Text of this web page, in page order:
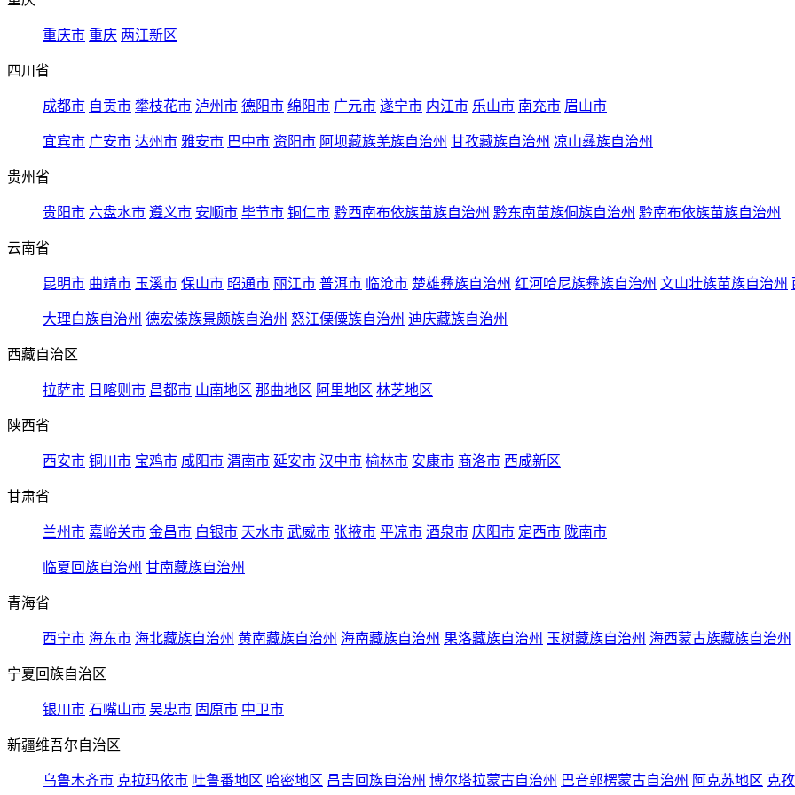
重庆市 重庆 两江新区
四川省
成都市 自贡市 攀枝花市 泸州市 德阳市 绵阳市 广元市 遂宁市 内江市 乐山市 南充市 眉山市
宜宾市 广安市 达州市 雅安市 巴中市 资阳市 阿坝藏族羌族自治州 甘孜藏族自治州 凉山彝族自治州
贵州省
贵阳市 六盘水市 遵义市 安顺市 毕节市 铜仁市 黔西南布依族苗族自治州 黔东南苗族侗族自治州 黔南布依族苗族自治州
云南省
昆明市 曲靖市 玉溪市 保山市 昭通市 丽江市 普洱市 临沧市 楚雄彝族自治州 红河哈尼族彝族自治州 文山壮族苗族自治州
大理白族自治州 德宏傣族景颇族自治州 怒江傈僳族自治州 迪庆藏族自治州
西藏自治区
拉萨市 日喀则市 昌都市 山南地区 那曲地区 阿里地区 林芝地区
陕西省
西安市 铜川市 宝鸡市 咸阳市 渭南市 延安市 汉中市 榆林市 安康市 商洛市 西咸新区
甘肃省
兰州市 嘉峪关市 金昌市 白银市 天水市 武威市 张掖市 平凉市 酒泉市 庆阳市 定西市 陇南市
临夏回族自治州 甘南藏族自治州
青海省
西宁市 海东市 海北藏族自治州 黄南藏族自治州 海南藏族自治州 果洛藏族自治州 玉树藏族自治州 海西蒙古族藏族自治州
宁夏回族自治区
银川市 石嘴山市 吴忠市 固原市 中卫市
新疆维吾尔自治区
乌鲁木齐市 克拉玛依市 吐鲁番地区 哈密地区 昌吉回族自治州 博尔塔拉蒙古自治州 巴音郭楞蒙古自治州 阿克苏地区 克